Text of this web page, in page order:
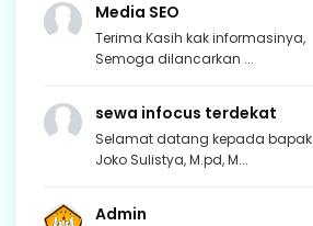
Media SEO
Terima Kasih kak informasinya,
Semoga dilancarkan ...
sewa infocus terdekat
Selamat datang kepada bapak
Joko Sulistya, M.pd, M...
Admin